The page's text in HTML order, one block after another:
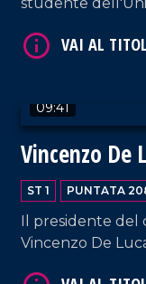
09:41
Vincenzo De
ST 1 PUNTATA
Il presidente del
Vincenzo De